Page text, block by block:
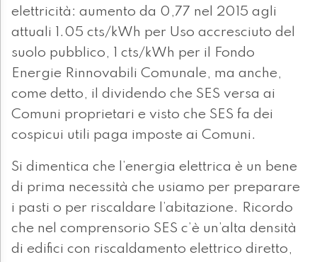
elettricità: aumento da 0,77 nel 2015 agli
attuali 1.05 cts/kWh per Uso accresciuto del
suolo pubblico, 1 cts/kWh per il Fondo
Energie Rinnovabili Comunale, ma anche,
come detto, il dividendo che SES versa ai
Comuni proprietari e visto che SES fa dei
cospicui utili paga imposte ai Comuni.
Si dimentica che l’energia elettrica è un bene
di prima necessità che usiamo per preparare
i pasti o per riscaldare l’abitazione. Ricordo
che nel comprensorio SES c’è un’alta densità
di edifici con riscaldamento elettrico diretto,